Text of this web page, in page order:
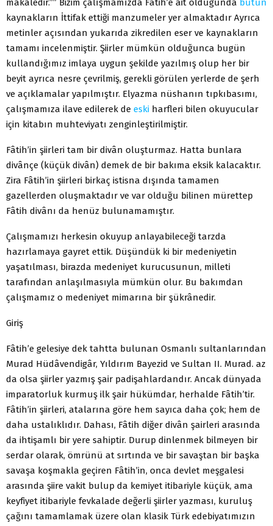
kaynakların İttifak ettiği manzumeler yer almaktadır Ayrıca
metinler açısından yukarıda zikredilen eser ve kaynakların
tamamı incelenmiştir. Şiirler mümkün olduğunca bugün
kullandığımız imlaya uygun şekilde yazılmış olup her bir
beyit ayrıca nesre çevrilmiş, gerekli görülen yerlerde de şerh
ve açıklamalar yapılmıştır. Elyazma nüshanın tıpkıbasımı,
çalışmamıza ilave edilerek de eski harfleri bilen okuyucular
için kitabın muhteviyatı zenginleştirilmiştir.
Fâtih’in şiirleri tam bir divân oluşturmaz. Hatta bunlara
divânçe (küçük divân) demek de bir bakıma eksik kalacaktır.
Zira Fâtih’in şiirleri birkaç istisna dışında tamamen
gazellerden oluşmaktadır ve var olduğu bilinen mürettep
Fâtih divânı da henüz bulunamamıştır.
Çalışmamızı herkesin okuyup anlayabileceği tarzda
hazırlamaya gayret ettik. Düşündük ki bir medeniyetin
yaşatılması, birazda medeniyet kurucusunun, milleti
tarafından anlaşılmasıyla mümkün olur. Bu bakımdan
çalışmamız o medeniyet mimarına bir şükrânedir.
Giriş
Fâtih’e gelesiye dek tahtta bulunan Osmanlı sultanlarından
Murad Hüdâvendigâr, Yıldırım Bayezid ve Sultan II. Murad. az
da olsa şiirler yazmış şair padişahlardandır. Ancak dünyada
imparatorluk kurmuş ilk şair hükümdar, herhalde Fâtih’tir.
Fâtih’in şiirleri, atalarına göre hem sayıca daha çok; hem de
daha ustalıklıdır. Dahası, Fâtih diğer divân şairleri arasında
da ihtişamlı bir yere sahiptir. Durup dinlenmek bilmeyen bir
serdar olarak, ömrünü at sırtında ve bir savaştan bir başka
savaşa koşmakla geçiren Fâtih’in, onca devlet meşgalesi
arasında şiire vakit bulup da kemiyet itibariyle küçük, ama
keyfiyet itibariyle fevkalade değerli şiirler yazması, kuruluş
çağını tamamlamak üzere olan klasik Türk edebiyatımızın